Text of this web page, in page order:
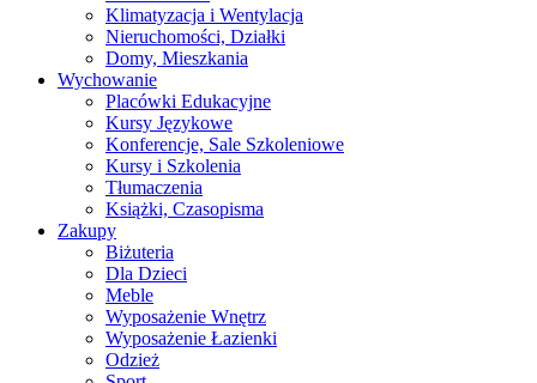
Klimatyzacja i Wentylacja
Nieruchomości, Działki
Domy, Mieszkania
Wychowanie
Placówki Edukacyjne
Kursy Językowe
Konferencje, Sale Szkoleniowe
Kursy i Szkolenia
Tłumaczenia
Książki, Czasopisma
Zakupy
Biżuteria
Dla Dzieci
Meble
Wyposażenie Wnętrz
Wyposażenie Łazienki
Odzież